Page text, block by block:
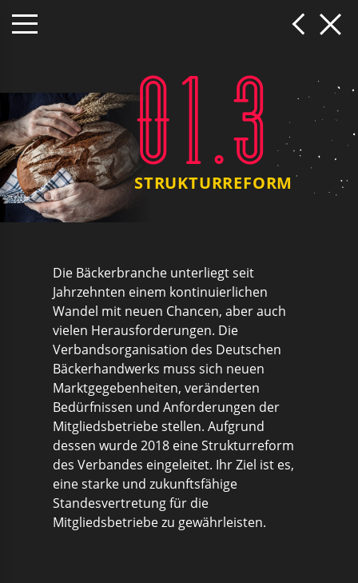
01.3
STRUKTURREFORM
Die Bäckerbranche unterliegt seit
Jahrzehnten einem kontinuierlichen
Wandel mit neuen Chancen, aber auch
vielen Herausforderungen. Die
Verbandsorganisation des Deutschen
Bäckerhandwerks muss sich neuen
Marktgegebenheiten, veränderten
Bedürfnissen und Anforderungen der
Mitgliedsbetriebe stellen. Aufgrund
dessen wurde 2018 eine Strukturreform
des Verbandes eingeleitet. Ihr Ziel ist es,
eine starke und zukunftsfähige
Standesvertretung für die
Mitgliedsbetriebe zu gewährleisten.